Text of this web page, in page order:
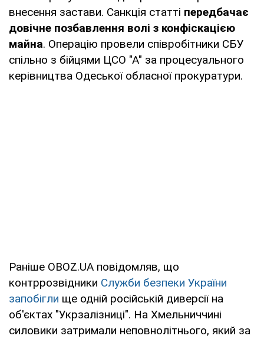
внесення застави. Санкція статті передбачає
довічне позбавлення волі з конфіскацією
майна. Операцію провели співробітники СБУ
спільно з бійцями ЦСО "А" за процесуального
керівництва Одеської обласної прокуратури.
Раніше OBOZ.UA повідомляв, що
контррозвідники Служби безпеки України
запобігли ще одній російській диверсії на
об'єктах "Укрзалізниці". На Хмельниччині
силовики затримали неповнолітнього, який за